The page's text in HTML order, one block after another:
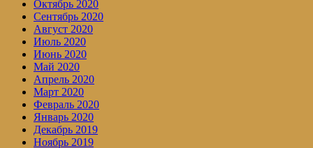
Октябрь 2020
Сентябрь 2020
Август 2020
Июль 2020
Июнь 2020
Май 2020
Апрель 2020
Март 2020
Февраль 2020
Январь 2020
Декабрь 2019
Ноябрь 2019